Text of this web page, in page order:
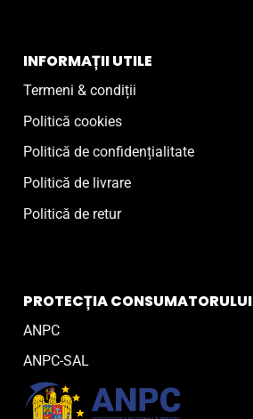
INFORMAȚII UTILE
Termeni & condiții
Politică cookies
Politică de confidențialitate
Politică de livrare
Politică de retur
PROTECȚIA CONSUMATORULUI
ANPC
ANPC-SAL